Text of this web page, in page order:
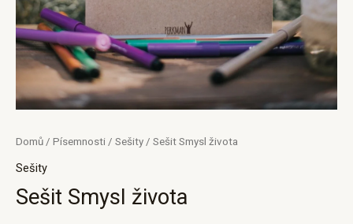
Domů / Písemnosti / Sešity / Sešit Smysl života
Sešity
Sešit Smysl života